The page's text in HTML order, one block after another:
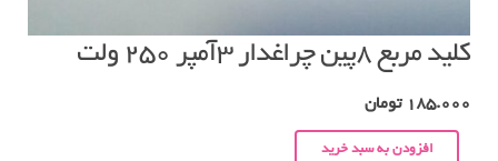
کلید مربع ۸پین چراغدار ۳آمپر ۲۵۰ ولت
185.000 تومان
افزودن به سبد خرید